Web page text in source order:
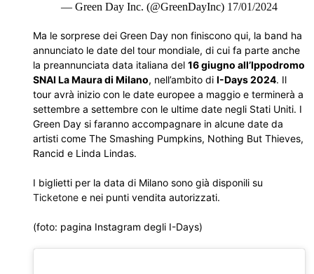
— Green Day Inc. (@GreenDayInc) 17/01/2024
Ma le sorprese dei Green Day non finiscono qui, la band ha
annunciato le date del tour mondiale, di cui fa parte anche
la preannunciata data italiana del 16 giugno all’Ippodromo
SNAI La Maura di Milano, nell’ambito di I-Days 2024. Il
tour avrà inizio con le date europee a maggio e terminerà a
settembre a settembre con le ultime date negli Stati Uniti. I
Green Day si faranno accompagnare in alcune date da
artisti come The Smashing Pumpkins, Nothing But Thieves,
Rancid e Linda Lindas.
I biglietti per la data di Milano sono già disponili su
Ticketone e nei punti vendita autorizzati.
(foto: pagina Instagram degli I-Days)